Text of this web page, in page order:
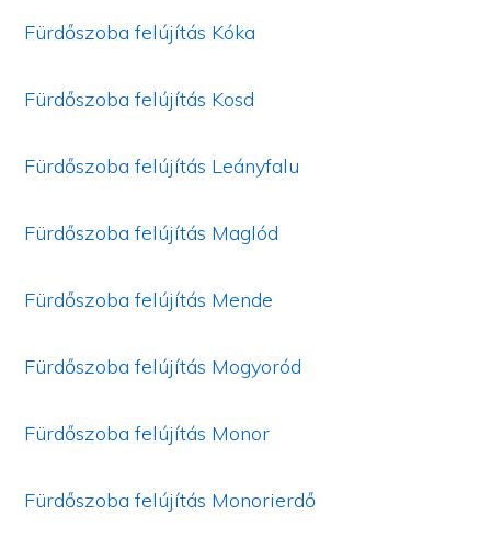
Fürdőszoba felújítás Kóka
Fürdőszoba felújítás Kosd
Fürdőszoba felújítás Leányfalu
Fürdőszoba felújítás Maglód
Fürdőszoba felújítás Mende
Fürdőszoba felújítás Mogyoród
Fürdőszoba felújítás Monor
Fürdőszoba felújítás Monorierdő